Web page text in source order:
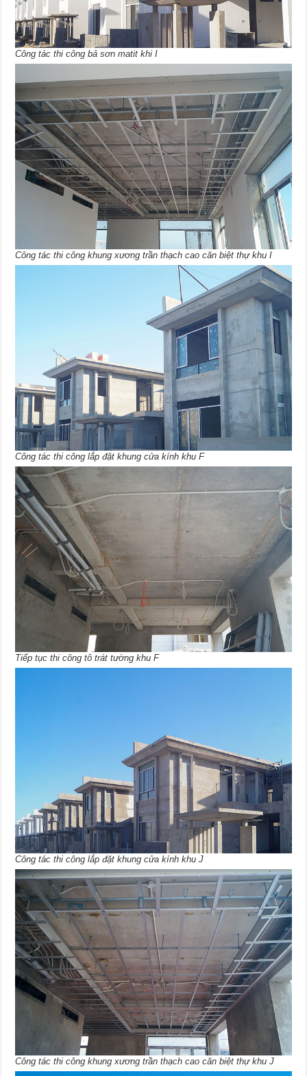
Công tác thi công bả sơn matit khi I
Công tác thi công khung xương trần thạch cao căn biệt thự khu I
Công tác thi công lắp đặt khung cửa kính khu F
Tiếp tục thi công tô trát tường khu F
Công tác thi công lắp đặt khung cửa kính khu J
Công tác thi công khung xương trần thạch cao căn biệt thự khu J